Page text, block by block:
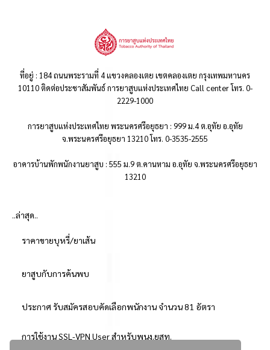
ที่อยู่ : 184 ถนนพระรามที่ 4 แขวงคลองเตย เขตคลองเตย กรุงเทพมหานคร
10110 ติดต่อประชาสัมพันธ์ การยาสูบแห่งประเทศไทย Call center โทร. 0-
2229-1000
การยาสูบแห่งประเทศไทย พระนครศรีอยุธยา : 999 ม.4 ต.อุทัย อ.อุทัย
จ.พระนครศรีอยุธยา 13210 โทร. 0-3535-2555
อาคารบ้านพักพนักงานยาสูบ : 555 ม.9 ต.คานหาม อ.อุทัย จ.พระนครศรีอยุธยา
13210
..ล่าสุด..
ราคาขายบุหรี่/ยาเส้น
ยาสูบกับการค้นพบ
ประกาศ รับสมัครสอบคัดเลือกพนักงาน จำนวน 81 อัตรา
การใช้งาน SSL-VPN User สำหรับพนง.ยสท.